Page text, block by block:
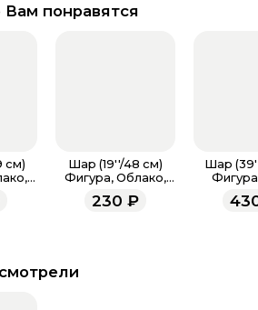
понравятся
см)
Шар (19''/48 см)
Фигура, Облако,
230 ₽
Шар